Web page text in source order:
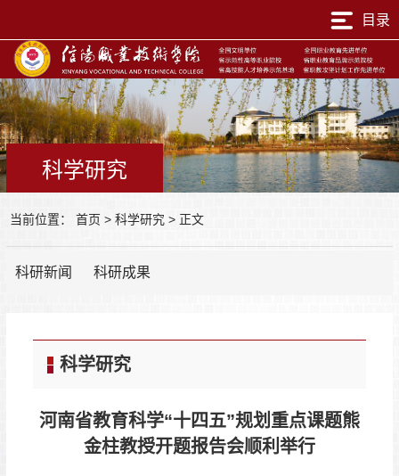
目录
科学研究
当前位置： 首页 > 科学研究 >正文
科研新闻 科研成果
科学研究
河南省教育科学“十四五”规划重点课题熊
金柱教授开题报告会顺利举行